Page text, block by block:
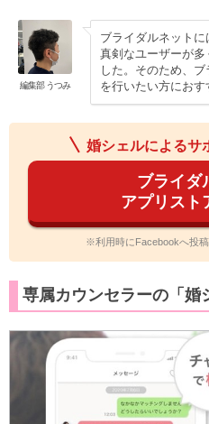
編集部 うつみ
ブライダルネット
真剣なユーザーが多
した。そのため、
を行いたい方におす
婚シェルによるサ
ブライダ
アプリスト
※利用時にFacebookへ投
専属カウンセラーの「婚